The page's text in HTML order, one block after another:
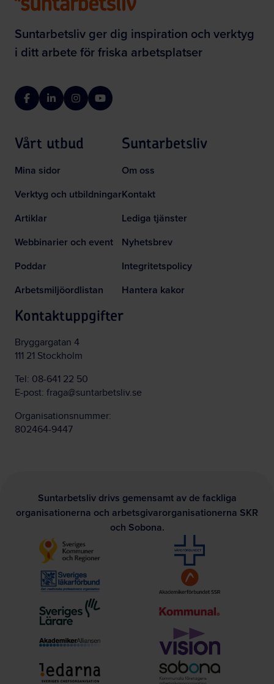
Suntarbetsliv ger dig inspiration och verktyg
i ditt arbete för friska arbetsplatser
FacebookLinkedInInstagramYouTube
Vårt utbud
Mina sidor
Verktyg och utbildningar
Artiklar
Webbinarier och event
Poddar
Arbetsmiljöordlistan
Suntarbetsliv
Om oss
Kontakt
Lediga tjänster
Nyhetsbrev
Integritetspolicy
Hantera kakor
Kontaktuppgifter
Bryggargatan 4
111 21 Stockholm
Tel: 08-641 22 50
E-post: fraga@suntarbetsliv.se
Organisationsnummer:
802464-9447
Suntarbetsliv drivs gemensamt av de fackliga
organisationerna och arbetsgivarorganisationerna SKR
och Sobona.